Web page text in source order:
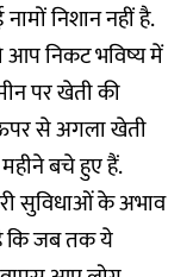
निशान नहीं है.
आप निकट भविष्य में
पर खेती की
से अगला खेती
बचे हुए हैं.
सुविधाओं के अभाव
कि जब तक ये